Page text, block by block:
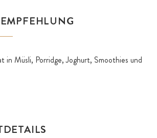
in Müsli, Porridge, Joghurt, Smoothies und